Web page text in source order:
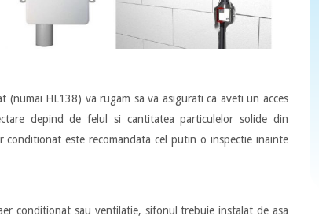
HL138) va rugam sa va asigurati ca aveti un acces
depind de felul si cantitatea particulelor solide din
conditionat este recomandata cel putin o inspectie inainte
conditionat sau ventilatie, sifonul trebuie instalat de asa